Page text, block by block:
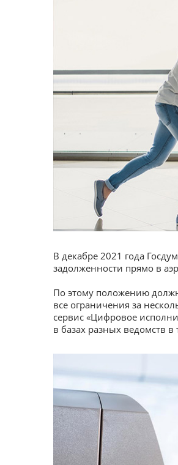
В декабре 2021 года
задолженности прямо в
По этому положению
все ограничения за
сервис «Цифровое
в базах разных ведомств